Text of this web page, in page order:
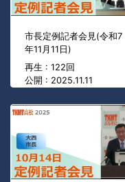
市長定例記者会見(令和7
年11月11日)
再生 : 122回
公開 : 2025.11.11